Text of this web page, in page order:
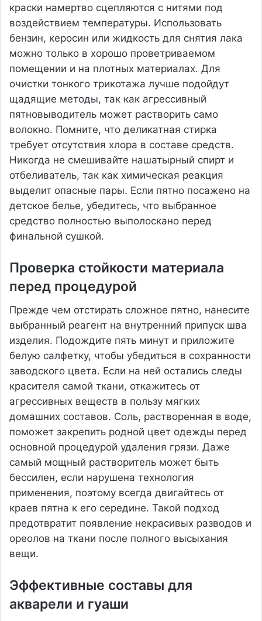
краски намертво сцепляются с нитями под
воздействием температуры. Использовать
бензин, керосин или жидкость для снятия лака
можно только в хорошо проветриваемом
помещении и на плотных материалах. Для
очистки тонкого трикотажа лучше подойдут
щадящие методы, так как агрессивный
пятновыводитель может растворить само
волокно. Помните, что деликатная стирка
требует отсутствия хлора в составе средств.
Никогда не смешивайте нашатырный спирт и
отбеливатель, так как химическая реакция
выделит опасные пары. Если пятно посажено на
детское белье, убедитесь, что выбранное
средство полностью выполоскано перед
финальной сушкой.
Проверка стойкости материала
перед процедурой
Прежде чем отстирать сложное пятно, нанесите
выбранный реагент на внутренний припуск шва
изделия. Подождите пять минут и приложите
белую салфетку, чтобы убедиться в сохранности
заводского цвета. Если на ней остались следы
красителя самой ткани, откажитесь от
агрессивных веществ в пользу мягких
домашних составов. Соль, растворенная в воде,
поможет закрепить родной цвет одежды перед
основной процедурой удаления грязи. Даже
самый мощный растворитель может быть
бессилен, если нарушена технология
применения, поэтому всегда двигайтесь от
краев пятна к его середине. Такой подход
предотвратит появление некрасивых разводов и
ореолов на ткани после полного высыхания
вещи.
Эффективные составы для
акварели и гуаши